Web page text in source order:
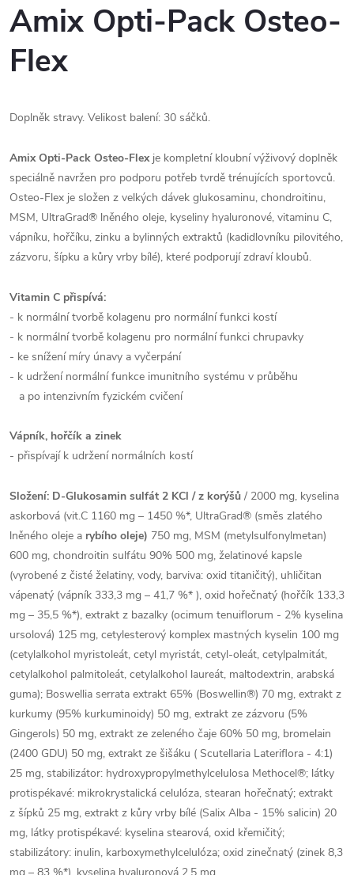
Amix Opti-Pack Osteo-
Flex
Doplněk stravy. Velikost balení: 30 sáčků.
Amix Opti-Pack Osteo-Flexje kompletní kloubní výživový doplněk
speciálně navržen pro podporu potřeb tvrdě trénujících sportovců.
Osteo-Flex je složen z velkých dávek glukosaminu, chondroitinu,
MSM, UltraGrad® lněného oleje, kyseliny hyaluronové, vitaminu C,
vápníku, hořčíku, zinku a bylinných extraktů (kadidlovníku pilovitého,
zázvoru, šípku a kůry vrby bílé), které podporují zdraví kloubů.
Vitamin C přispívá:
- k normální tvorbě kolagenu pro normální funkci kostí
- k normální tvorbě kolagenu pro normální funkci chrupavky
- ke snížení míry únavy a vyčerpání
- k udržení normální funkce imunitního systému v průběhu
a po intenzivním fyzickém cvičení
Vápník, hořčík a zinek
- přispívají k udržení normálních kostí
Složení: D-Glukosamin sulfát 2 KCl / z korýšů / 2000 mg, kyselina
askorbová (vit.C 1160 mg – 1450 %*, UltraGrad® (směs zlatého
lněného oleje a rybího oleje) 750 mg, MSM (metylsulfonylmetan)
600 mg, chondroitin sulfátu 90% 500 mg, želatinové kapsle
(vyrobené z čisté želatiny, vody, barviva: oxid titaničitý), uhličitan
vápenatý (vápník 333,3 mg – 41,7 %* ), oxid hořečnatý (hořčík 133,3
mg – 35,5 %*), extrakt z bazalky (ocimum tenuiflorum - 2% kyselina
ursolová) 125 mg, cetylesterový komplex mastných kyselin 100 mg
(cetylalkohol myristoleát, cetyl myristát, cetyl-oleát, cetylpalmitát,
cetylalkohol palmitoleát, cetylalkohol laureát, maltodextrin, arabská
guma); Boswellia serrata extrakt 65% (Boswellin®) 70 mg, extrakt z
kurkumy (95% kurkuminoidy) 50 mg, extrakt ze zázvoru (5%
Gingerols) 50 mg, extrakt ze zeleného čaje 60% 50 mg, bromelain
(2400 GDU) 50 mg, extrakt ze šišáku ( Scutellaria Lateriflora - 4:1)
25 mg, stabilizátor: hydroxypropylmethylcelulosa Methocel®; látky
protispékavé: mikrokrystalická celulóza, stearan hořečnatý; extrakt
z šípků 25 mg, extrakt z kůry vrby bílé (Salix Alba - 15% salicin) 20
mg, látky protispékavé: kyselina stearová, oxid křemičitý;
stabilizátory: inulin, karboxymethylcelulóza; oxid zinečnatý (zinek 8,3